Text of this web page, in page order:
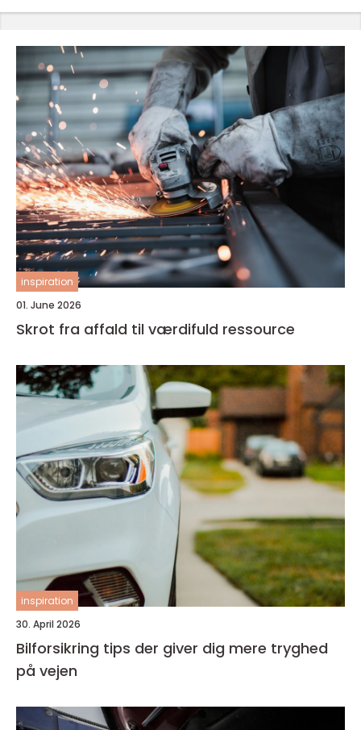
inspiration
01. June 2026
Skrot fra affald til værdifuld ressource
inspiration
30. April 2026
Bilforsikring tips der giver dig mere tryghed
på vejen